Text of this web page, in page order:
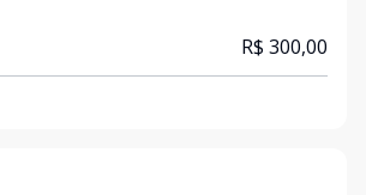
R$ 300,00